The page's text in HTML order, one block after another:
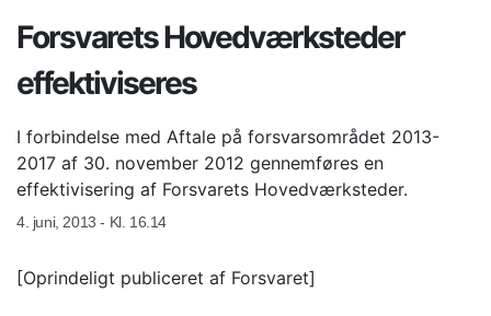
Forsvarets Hovedværksteder
effektiviseres
I forbindelse med Aftale på forsvarsområdet 2013-
2017 af 30. november 2012 gennemføres en
effektivisering af Forsvarets Hovedværksteder.
4. juni, 2013 - Kl. 16.14
[Oprindeligt publiceret af Forsvaret]